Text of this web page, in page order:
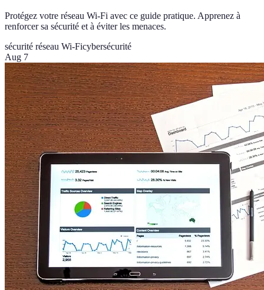
Protégez votre réseau Wi-Fi avec ce guide pratique. Apprenez à
renforcer sa sécurité et à éviter les menaces.
sécurité réseau Wi-Ficybersécurité
Aug 7